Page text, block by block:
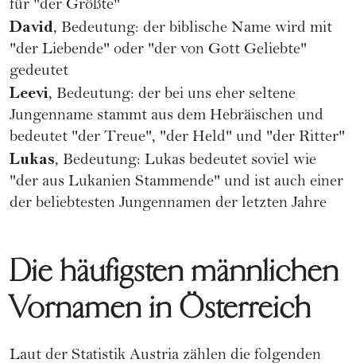
für "der Größte"
David, Bedeutung: der biblische Name wird mit
"der Liebende" oder "der von Gott Geliebte"
gedeutet
Leevi, Bedeutung: der bei uns eher seltene
Jungenname stammt aus dem Hebräischen und
bedeutet "der Treue", "der Held" und "der Ritter"
Lukas, Bedeutung: Lukas bedeutet soviel wie
"der aus Lukanien Stammende" und ist auch einer
der beliebtesten Jungennamen der letzten Jahre
Die häufigsten männlichen
Vornamen in Österreich
Laut der Statistik Austria zählen die folgenden